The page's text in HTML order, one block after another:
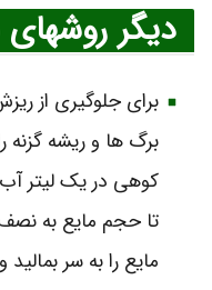
دیگر
کوهی در یک لیتر
تا حجم مایع به
مایع را به سر